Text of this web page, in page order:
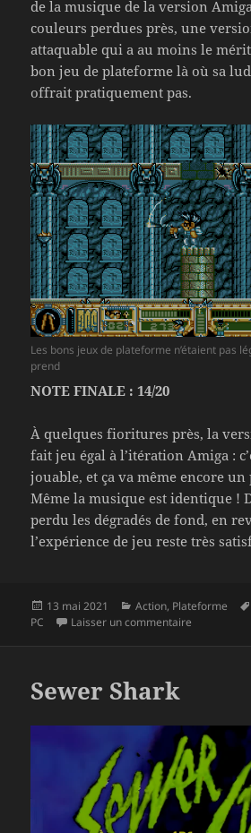
de la musique de la version
couleurs perdues près, une
attaquable qui a au moins le
bon jeu de plateforme là où sa
offrait pratiquement pas.
Les bons jeux de plateforme n’étaient pas
prend
NOTE FINALE : 14/20
À quelques fioritures près, la
fait jeu égal à l’itération Amiga :
jouable, et ça va même encore
Même la musique est identique !
perdu les dégradés de fond, en
l’expérience de jeu reste très
Publié
13 mai 2021 Catégories
Action, Plateforme
PC
Laisser un commentaire
Sewer Shark